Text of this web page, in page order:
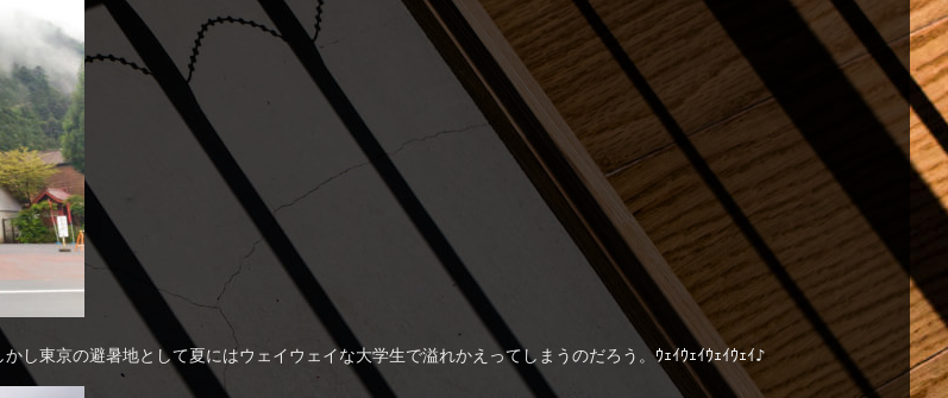
東京の避暑地として夏にはウェイウェイな大学生で溢れかえってしまうのだろう。ｳｪｲｳｪｲｳｪｲｳｪｲ♪